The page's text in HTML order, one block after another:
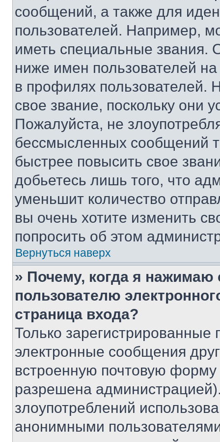
сообщений, а также для
пользователей. Например,
иметь специальные звания.
ниже имен пользователей
в профилях
свое звание, поскольку они
Пожалуйста, не
бессмысленных сообщений
быстрее повысить свое
добьетесь лишь того, что
уменьшит количество
вы очень хотите изменить
попросить об этом
Вернуться наверх
» Почему, когда я нажимаю
пользователю
страница входа?
Только зарегистрированные
электронные сообщения
встроенную почтовую
разрешена
злоупотреблений
анонимными